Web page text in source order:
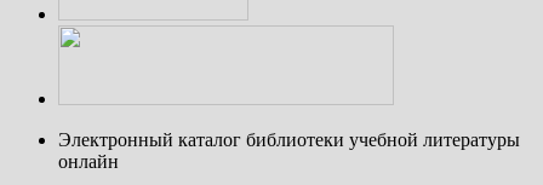
Электронный каталог библиотеки учебной литературы
онлайн